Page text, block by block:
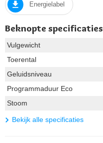
Energielabel
Beknopte specificaties
Vulgewicht
Toerental
Geluidsniveau
Programmaduur Eco
Stoom
Bekijk alle specificaties